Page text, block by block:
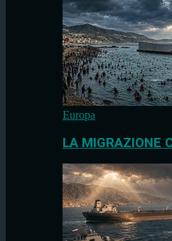
Europa
LA MIGRAZIONE